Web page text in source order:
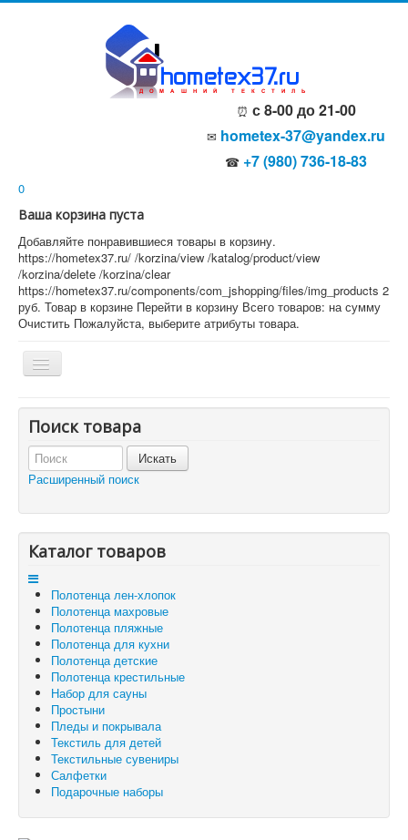
⏰ с 8-00 до 21-00
✉ hometex-37@yandex.ru
☎ +7 (980) 736-18-83
0
Ваша корзина пуста
Добавляйте понравившиеся товары в корзину.
https://hometex37.ru/ /korzina/view /katalog/product/view
/korzina/delete /korzina/clear
https://hometex37.ru/components/com_jshopping/files/img_products 2
руб. Товар в корзине Перейти в корзину Всего товаров: на сумму
Очистить Пожалуйста, выберите атрибуты товара.
О компании
Политика безопасности
Пользовательское соглашение
Каталог товаров
Отзывы и предложения
Контакты
Корзина
Отложенные товары
Вы здесь: Главная
Полотенца детские
Полотенце махровое "Цыплята" 74x34
Поиск товара
Расширенный поиск
Каталог товаров
Полотенца лен-хлопок
Полотенца махровые
Полотенца пляжные
Полотенца для кухни
Полотенца детские
Полотенца крестильные
Набор для сауны
Простыни
Пледы и покрывала
Текстиль для детей
Текстильные сувениры
Салфетки
Подарочные наборы